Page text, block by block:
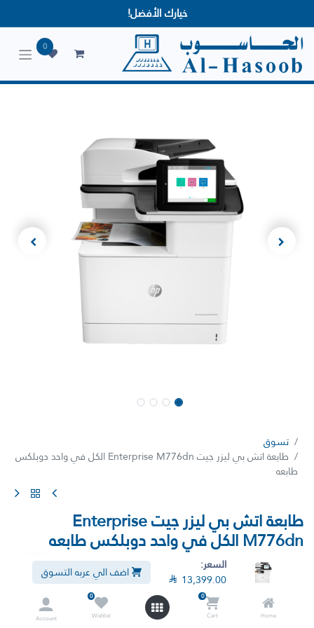
السعر:
 13,399.00 اضف الي عربه التسوق
Home
0
Cart
0
Wishlist
Account
خيارك الأفضل!
0
تسوق
طابعة اتش بي ليزر جيت Enterprise M776dn الكل في واحد دوبلكس
طابعه
طابعة اتش بي ليزر جيت Enterprise
M776dn الكل في واحد دوبلكس طابعه
طابعة اتش بي الوان ليزر جيت إنتربرايز متعددة الوظائف M776dn الكل في
واحد طابعه دوبلكس